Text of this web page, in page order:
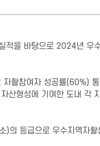
적을 바탕으로 2024년 우
자활참여자 성공률(60%)
산형성에 기여한 도내 각
)의 등급으로 우수지역자